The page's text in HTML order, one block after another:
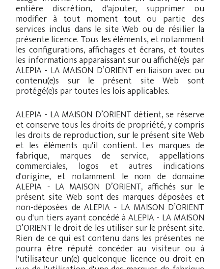
entière discrétion, d'ajouter, supprimer ou
modifier à tout moment tout ou partie des
services inclus dans le site Web ou de résilier la
présente licence. Tous les éléments, et notamment
les configurations, affichages et écrans, et toutes
les informations apparaissant sur ou affiché(e)s par
ALEPIA - LA MAISON D’ORIENT en liaison avec ou
contenu(e)s sur le présent site Web sont
protégé(e)s par toutes les lois applicables.
ALEPIA - LA MAISON D’ORIENT détient, se réserve
et conserve tous les droits de propriété, y compris
les droits de reproduction, sur le présent site Web
et les éléments qu'il contient. Les marques de
fabrique, marques de service, appellations
commerciales, logos et autres indications
d'origine, et notamment le nom de domaine
ALEPIA - LA MAISON D’ORIENT, affichés sur le
présent site Web sont des marques déposées et
non-déposées de ALEPIA - LA MAISON D’ORIENT
ou d'un tiers ayant concédé à ALEPIA - LA MAISON
D’ORIENT le droit de les utiliser sur le présent site.
Rien de ce qui est contenu dans les présentes ne
pourra être réputé concéder au visiteur ou à
l'utilisateur un(e) quelconque licence ou droit en